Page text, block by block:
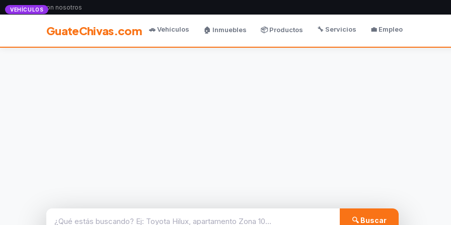
Anunciate con nosotros
GuateChivas.com 🚗 Vehículos 🏠 Inmuebles 📦 Productos 🔧 Servicios 💼 Empleo
🔍 Buscar
VEHÍCULOS